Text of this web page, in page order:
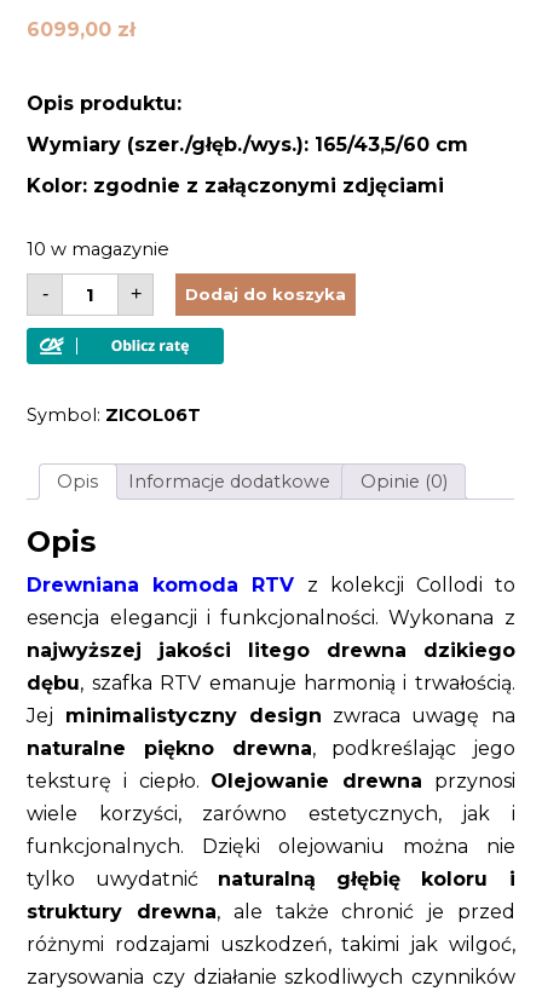
6099,00 zł
Opis produktu:
Wymiary (szer./głęb./wys.): 165/43,5/60 cm
Kolor: zgodnie z załączonymi zdjęciami
10 w magazynie
-
ilość
Komoda
RTV
drewniana
Collodi
litego
dębu
olejowana
+ Dodaj do koszyka
Symbol: ZICOL06T
Opis Informacje dodatkowe Opinie (0)
Opis
Drewniana komoda RTV z kolekcji Collodi to
esencja elegancji i funkcjonalności. Wykonana z
najwyższej jakości litego drewna dzikiego
dębu, szafka RTV emanuje harmonią i trwałością.
Jej minimalistyczny design zwraca uwagę na
naturalne piękno drewna, podkreślając jego
teksturę i ciepło. Olejowanie drewna przynosi
wiele korzyści, zarówno estetycznych, jak i
funkcjonalnych. Dzięki olejowaniu można nie
tylko uwydatnić naturalną głębię koloru i
struktury drewna, ale także chronić je przed
różnymi rodzajami uszkodzeń, takimi jak wilgoć,
zarysowania czy działanie szkodliwych czynników